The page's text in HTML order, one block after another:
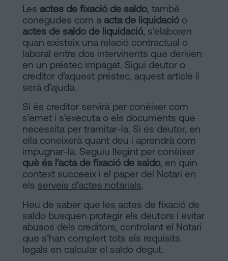
Instal·lacions
Notaria
en
línia
Blog
Contactar
Avis
una
Herència
a
Barcelona
Contracte
de
Compravenda
d’Inmmoble
a
Barcelona
Hipoteques
Dissolució
parella
de
fet
a
Les actes de fixació de saldo, també
conegudes com a acta de liquidació o
actes de saldo de liquidació, s’elaboren
quan existeix una relació contractual o
laboral entre dos intervinents que deriven
en un préstec impagat. Sigui deutor o
creditor d’aquest préstec, aquest article li
serà d’ajuda.
Si és creditor servirà per conèixer com
s’emet i s’executa o els documents que
necessita per tramitar-la. Si és deutor, en
ella coneixerà quant deu i aprendrà com
impugnar-la. Seguiu llegint per conèixer
què és l’acta de fixació de saldo, en quin
context succeeix i el paper del Notari en
els serveis d’actes notarials.
Heu de saber que les actes de fixació de
saldo busquen protegir els deutors i evitar
abusos dels creditors, controlant el Notari
que s’han complert tots els requisits
legals en calcular el saldo degut.